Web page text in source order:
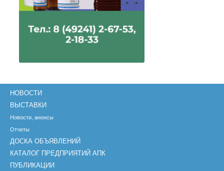
НОВОСТИ
ВЫСТАВКИ
Новости, анонсы
Отчеты
ДОСКА ОБЪЯВЛЕНИЙ
КАТАЛОГ ПРЕДПРИЯТИЙ АПК
ПУБЛИКАЦИИ